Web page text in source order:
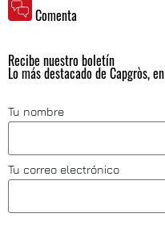
Comenta
Recibe nuestro boletín
Lo más destacado de Capgròs,
Tu nombre
Tu correo electrónico